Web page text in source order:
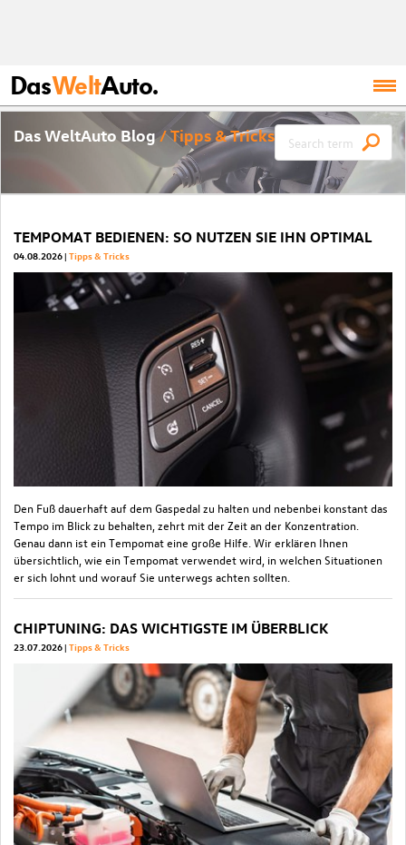
DasWeltAuto.
Das WeltAuto Blog/ Tipps & Tricks
TEMPOMAT BEDIENEN: SO NUTZEN SIE IHN OPTIMAL
04.08.2026 Tipps & Tricks
Den Fuß dauerhaft auf dem Gaspedal zu halten und nebenbei konstant das
Tempo im Blick zu behalten, zehrt mit der Zeit an der Konzentration.
Genau dann ist ein Tempomat eine große Hilfe. Wir erklären Ihnen
übersichtlich, wie ein Tempomat verwendet wird, in welchen Situationen
er sich lohnt und worauf Sie unterwegs achten sollten.
CHIPTUNING: DAS WICHTIGSTE IM ÜBERBLICK
23.07.2026 Tipps & Tricks